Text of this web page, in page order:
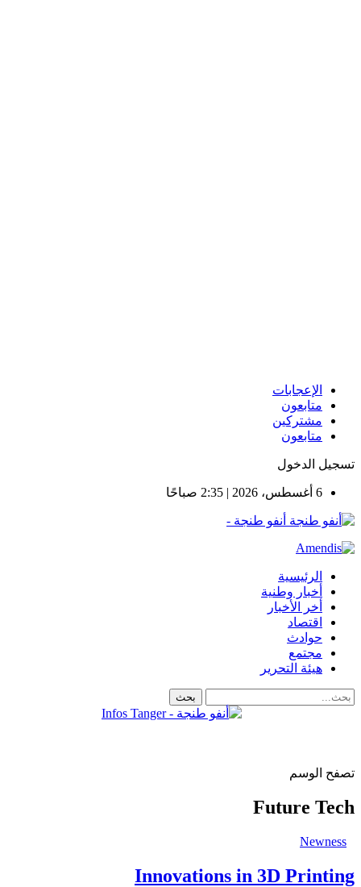
الإعجابات
متابعون
مشتركين
متابعون
تسجيل الدخول
6 أغسطس، 2026 | 2:35 صباحًا
أنفو طنجة -
الرئيسية
أخبار وطنية
أخر الأخبار
اقتصاد
حوادث
مجتمع
هيئة التحرير
تصفح الوسم
Future Tech
Newness
Innovations in 3D Printing